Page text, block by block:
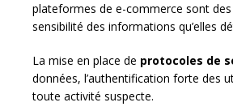
plateformes de e-commerce sont
sensibilité des informations qu’elles
La mise en place de protocoles de
données, l’authentification forte des
toute activité suspecte.